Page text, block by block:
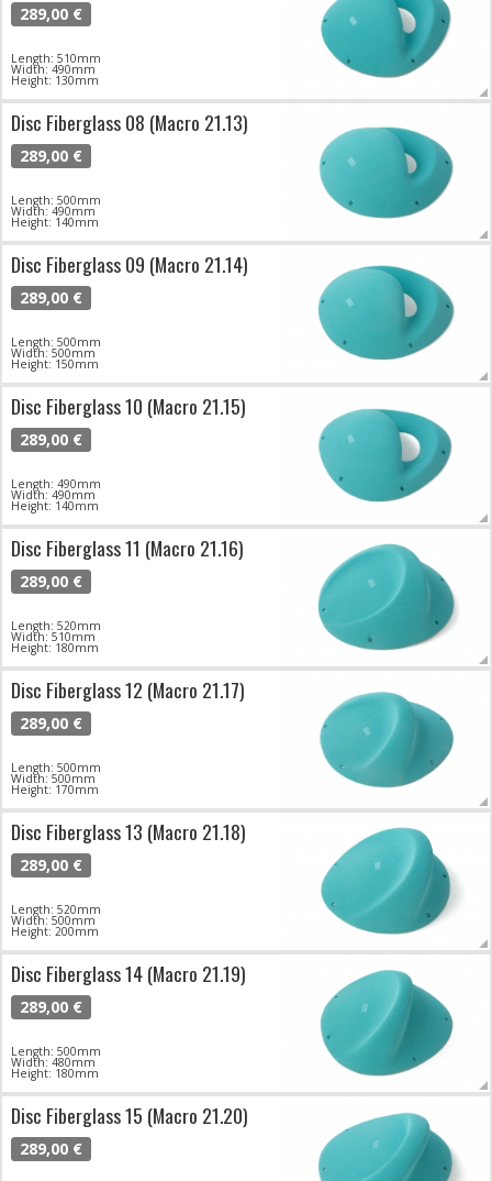
289,00 €
Length: 510mm
Width: 490mm
Height: 130mm
Disc Fiberglass 08 (Macro 21.13)
289,00 €
Length: 500mm
Width: 490mm
Height: 140mm
Disc Fiberglass 09 (Macro 21.14)
289,00 €
Length: 500mm
Width: 500mm
Height: 150mm
Disc Fiberglass 10 (Macro 21.15)
289,00 €
Length: 490mm
Width: 490mm
Height: 140mm
Disc Fiberglass 11 (Macro 21.16)
289,00 €
Length: 520mm
Width: 510mm
Height: 180mm
Disc Fiberglass 12 (Macro 21.17)
289,00 €
Length: 500mm
Width: 500mm
Height: 170mm
Disc Fiberglass 13 (Macro 21.18)
289,00 €
Length: 520mm
Width: 500mm
Height: 200mm
Disc Fiberglass 14 (Macro 21.19)
289,00 €
Length: 500mm
Width: 480mm
Height: 180mm
Disc Fiberglass 15 (Macro 21.20)
289,00 €